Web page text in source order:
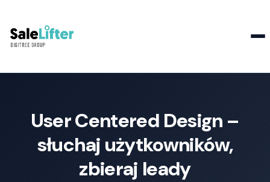
User Centered Design –
słuchaj użytkowników,
zbieraj leady